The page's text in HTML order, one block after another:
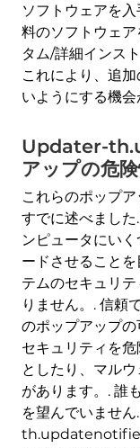
ソフトウェアを
料のソフトウェ
タム/詳細インス
これにより、追
いようにする機
Updater-
アップの危
これらのポップ
すでに述べまし
ンピュータにい
ードさせること
テムのセキュリ
りません。. 信頼
のポップアップ
セキュリティを
としたり、マル
があります。. 誰
を望んでいませ